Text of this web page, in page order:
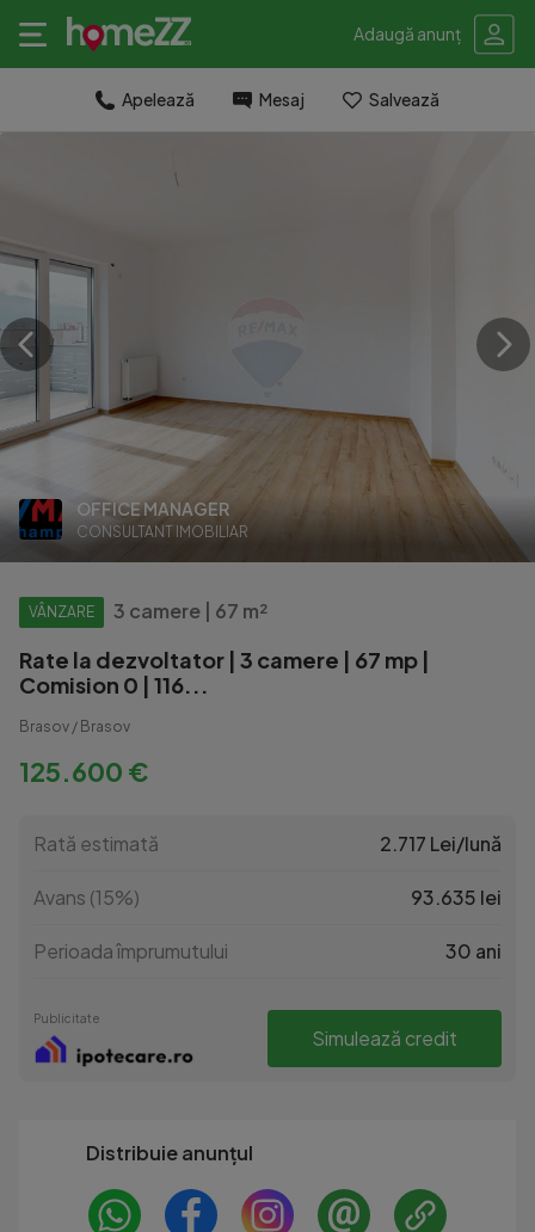
Adaugă anunț
Apelează Mesaj Salvează
OFFICE MANAGER
CONSULTANT IMOBILIAR
VÂNZARE 3 camere | 67 m²
Rate la dezvoltator | 3 camere | 67 mp |
Comision 0 | 116...
Brasov / Brasov
125.600 €
Rată estimată 2.717 Lei/lună
Avans (15%) 93.635 lei
Perioada împrumutului 30 ani
Publicitate
Simulează credit
Distribuie anunțul